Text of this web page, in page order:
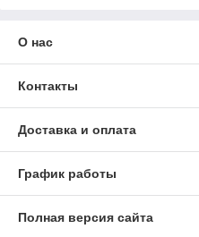
О нас
Контакты
Доставка и оплата
График работы
Полная версия сайта